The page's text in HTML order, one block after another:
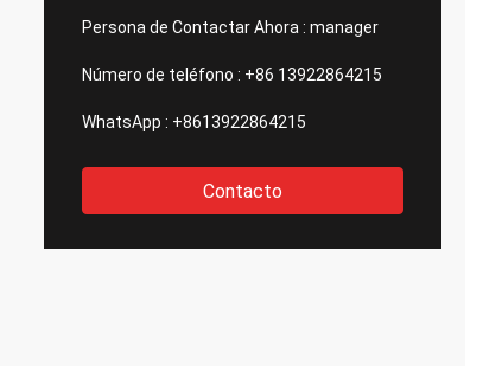
Persona de Contactar Ahora : manager
Número de teléfono : +86 13922864215
WhatsApp : +8613922864215
Contacto